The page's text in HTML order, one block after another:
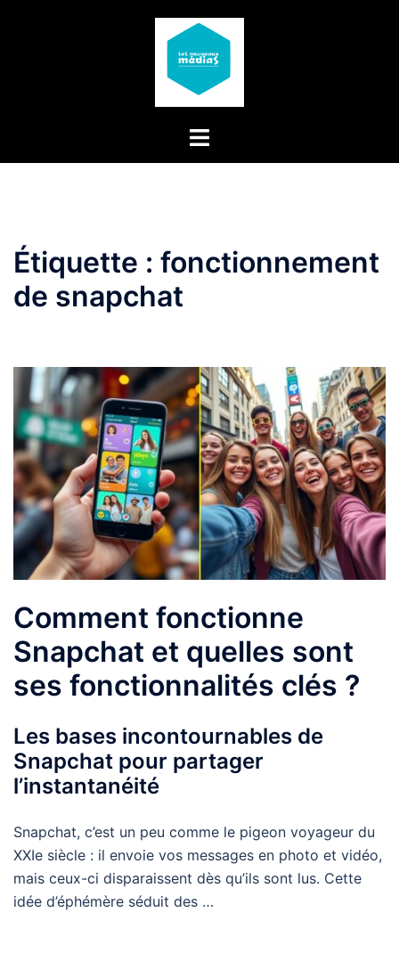
Étiquette : fonctionnement
de snapchat
Comment fonctionne
Snapchat et quelles sont
ses fonctionnalités clés ?
Les bases incontournables de
Snapchat pour partager
l’instantanéité
Snapchat, c’est un peu comme le pigeon voyageur du
XXIe siècle : il envoie vos messages en photo et vidéo,
mais ceux-ci disparaissent dès qu’ils sont lus. Cette
idée d’éphémère séduit des …